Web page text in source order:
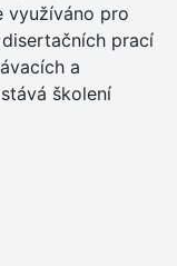
využíváno pro
prací
a
školení